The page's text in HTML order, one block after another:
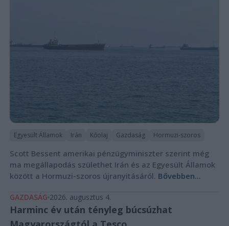
Egyesült Államok Irán Kőolaj Gazdaság Hormuzi-szoros
Scott Bessent amerikai pénzügyminiszter szerint még
ma megállapodás születhet Irán és az Egyesült Államok
között a Hormuzi-szoros újranyitásáról. Bővebben...
GAZDASÁG 2026. augusztus 4.
Harminc év után tényleg búcsúzhat